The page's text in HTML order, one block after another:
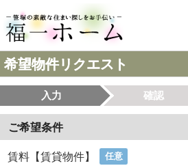
希望物件リクエスト
入力 確認
ご希望条件
賃料【賃貸物件】 任意